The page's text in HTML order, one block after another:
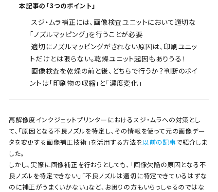
本記事の「3つのポイント」
スジ・ムラ補正には、画像検査ユニットにおいて適切な
「ノズルマッピング」を行うことが必要
適切にノズルマッピングがされない原因は、印刷ユニッ
トだけとは限らない。乾燥ユニット起因もありうる！
画像検査を乾燥の前と後、どちらで行うか？判断のポイ
ントは「印刷物の収縮」と「濃度変化」
高解像度インクジェットプリンターにおけるスジ・ムラへの対策とし
て、「原因となる不良ノズルを特定し、その情報を使って元の画像デー
タを変更する画像補正技術」を活用する方法を以前の記事で紹介しま
した。
しかし、実際に画像補正を行おうとしても、「画像欠陥の原因となる不
良ノズルを特定できない」「不良ノズルは適切に特定できているはずな
のに補正がうまくいかない」など、お困りの方もいらっしゃるのではな